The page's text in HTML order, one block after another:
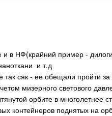
и в НФ(крайний пример -
и т.д
сяк - ее обещали пройти за
мизерного светового
орбите в многолетнее
контейнеров поднятых на